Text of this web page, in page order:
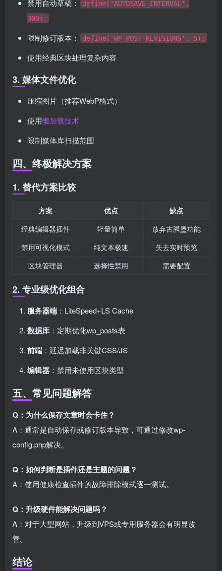
禁用自动草稿：
define('AUTOSAVE_INTERVAL',
300);
限制修订版本： define('WP_POST_REVISIONS', 5);
使用经典区块处理复杂内容
3. 媒体文件优化
压缩图片（推荐WebP格式）
使用懒加载技术
限制媒体库扫描范围
四、终极解决方案
1. 替代方案比较
方案 优点
缺点
经典编辑器插件
轻量简单
放弃古腾堡功能
禁用可视化模式
纯文本极速
失去实时预览
区块管理器
选择性禁用 需要配置
2. 专业级优化组合
服务器端 ：LiteSpeed+LS Cache
数据库 ：定期优化wp_posts表
前端 ：延迟加载非关键CSS/JS
编辑器 ：禁用未使用区块类型
五、常见问题解答
Q：为什么保存文章时会卡住？
A：通常是自动保存或修订版本导致，可通过修改wp-
config.php解决。
Q：如何判断是插件还是主题的问题？
A：使用健康检查插件的故障排除模式逐一测试。
Q：升级硬件能解决问题吗？
A：对于大型网站，升级到VPS或专用服务器会有明显改
善。
结论